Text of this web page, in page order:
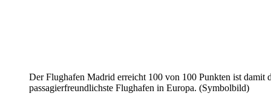
Der Flughafen Madrid erreicht 100 von 100 Punkten ist damit
passagierfreundlichste Flughafen in Europa. (Symbolbild)